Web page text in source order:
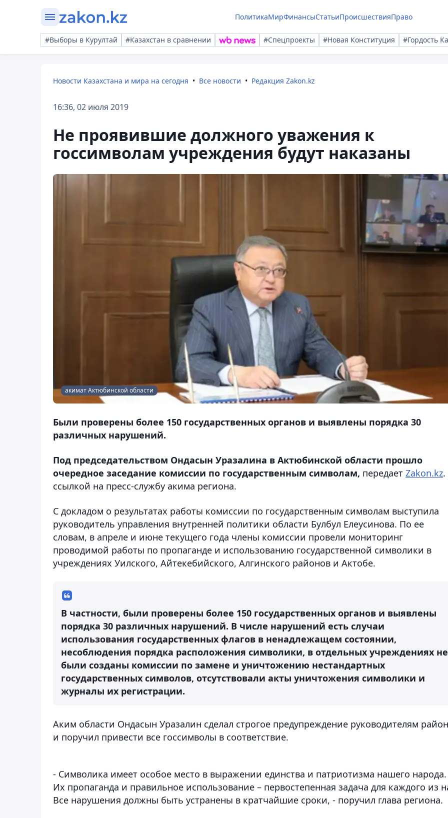
ПолитикаМирФинансыСтатьиПроисшествияПраво
#Выборы в Курултай #Казахстан в сравнении #Спецпроекты #Новая Конституция #Гордость
Новости Казахстана и мира на сегодня Все новости Редакция Zakon.kz
16:36, 02 июля 2019
Не проявившие должного уважения к
госсимволам учреждения будут наказаны
акимат Актюбинской области
Были проверены более 150 государственных органов и выявлены порядка 30
различных нарушений.
Под председательством Ондасын Уразалина в Актюбинской области прошло
очередное заседание комиссии по государственным символам, передает Zakon.kz.
ссылкой на пресс-службу акима региона.
С докладом о результатах работы комиссии по государственным символам выступила
руководитель управления внутренней политики области Булбул Елеусинова. По ее
словам, в апреле и июне текущего года члены комиссии провели мониторинг
проводимой работы по пропаганде и использованию государственной символики в
учреждениях Уилского, Айтекебийского, Алгинского районов и Актобе.
В частности, были проверены более 150 государственных органов и выявлены
порядка 30 различных нарушений. В числе нарушений есть случаи
использования государственных флагов в ненадлежащем состоянии,
несоблюдения порядка расположения символики, в отдельных учреждениях не
были созданы комиссии по замене и уничтожению нестандартных
государственных символов, отсутствовали акты уничтожения символики и
журналы их регистрации.
Аким области Ондасын Уразалин сделал строгое предупреждение руководителям
и поручил привести все госсимволы в соответствие.
- Символика имеет особое место в выражении единства и патриотизма нашего народа.
Их пропаганда и правильное использование – первостепенная задача для каждого из
Все нарушения должны быть устранены в кратчайшие сроки, - поручил глава региона.